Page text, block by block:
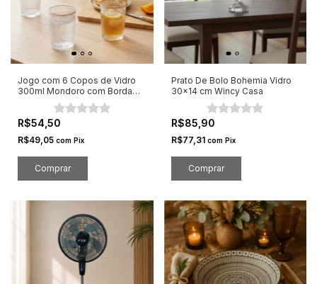
Jogo com 6 Copos de Vidro
300ml Mondoro com Borda
R$54,50
R$49,05 com Pix
Prato De Bolo Bohemia Vidro
30x14 cm Wincy Casa
R$85,90
R$77,31 com Pix